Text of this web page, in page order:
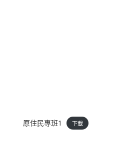
原住民專班1 下載